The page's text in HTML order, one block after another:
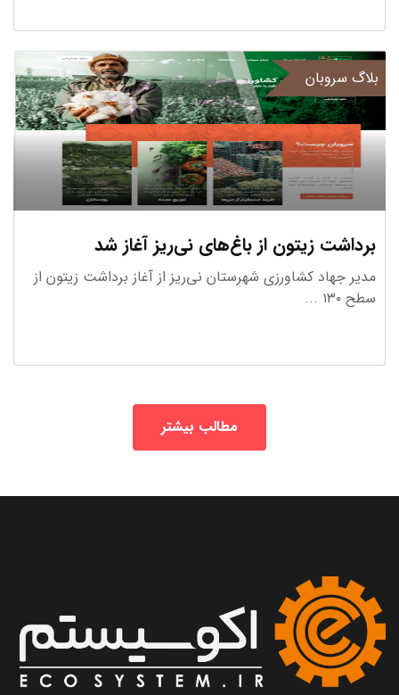
8 استارتاپ
بیوتکنولوژی
پیام رسانها و ارتباطات
موبایل
بلاگ سروبان
برداشت زیتون از باغ‌های نی‌ریز آغاز شد
مدیر جهاد کشاورزی شهرستان نی‌ریز از آغاز برداشت زیتون از
سطح ۱۳۰ ...
مطالب بیشتر